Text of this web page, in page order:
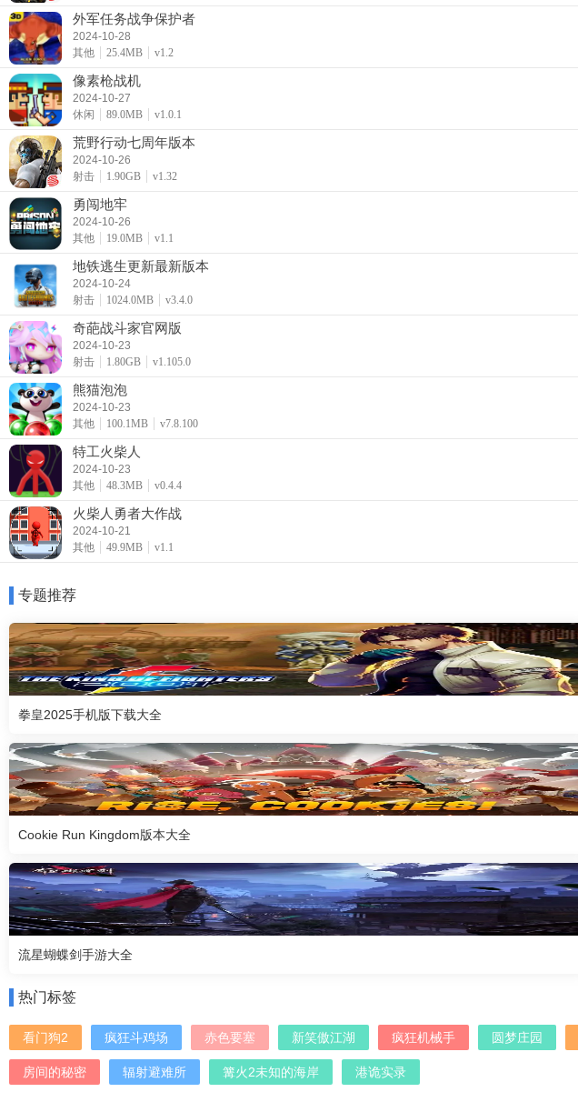
外军任务战争保护者
2024-10-28
其他
25.4MB v1.2
像素枪战机
2024-10-27
休闲
89.0MB v1.0.1
荒野行动七周年版本
2024-10-26
射击
1.90GB v1.32
勇闯地牢
2024-10-26
其他
19.0MB v1.1
地铁逃生更新最新版本
2024-10-24
射击
1024.0MB v3.4.0
奇葩战斗家官网版
2024-10-23
射击
1.80GB v1.105.0
熊猫泡泡
2024-10-23
其他
100.1MB v7.8.100
特工火柴人
2024-10-23
其他
48.3MB v0.4.4
火柴人勇者大作战
2024-10-21
其他
49.9MB v1.1
专题推荐
拳皇2025手机版下载大全
Cookie Run Kingdom版本大全
流星蝴蝶剑手游大全
热门标签
看门狗2 疯狂斗鸡场 赤色要塞 新笑傲江湖 疯狂机械手 圆梦庄园
房间的秘密 辐射避难所 篝火2未知的海岸 港诡实录